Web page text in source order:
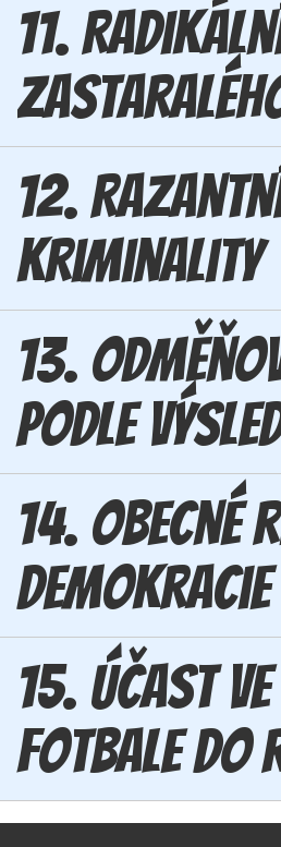
11.
12.
kriminality
13.
podle
14.
demokracie
15. Účast
fotbale do